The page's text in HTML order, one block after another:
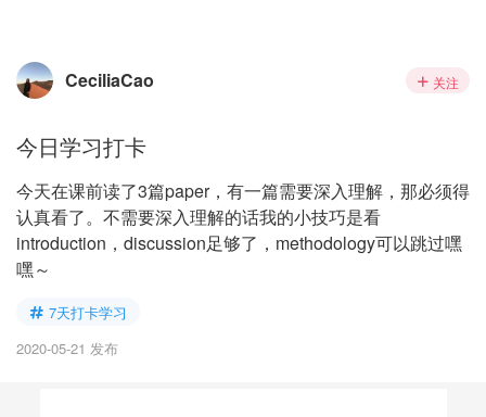
CeciliaCao 关注
今日学习打卡
今天在课前读了3篇paper，有一篇需要深入理解，那必须得
认真看了。不需要深入理解的话我的小技巧是看
introduction，discussion足够了，methodology可以跳过嘿
嘿～
7天打卡学习
2020-05-21 发布